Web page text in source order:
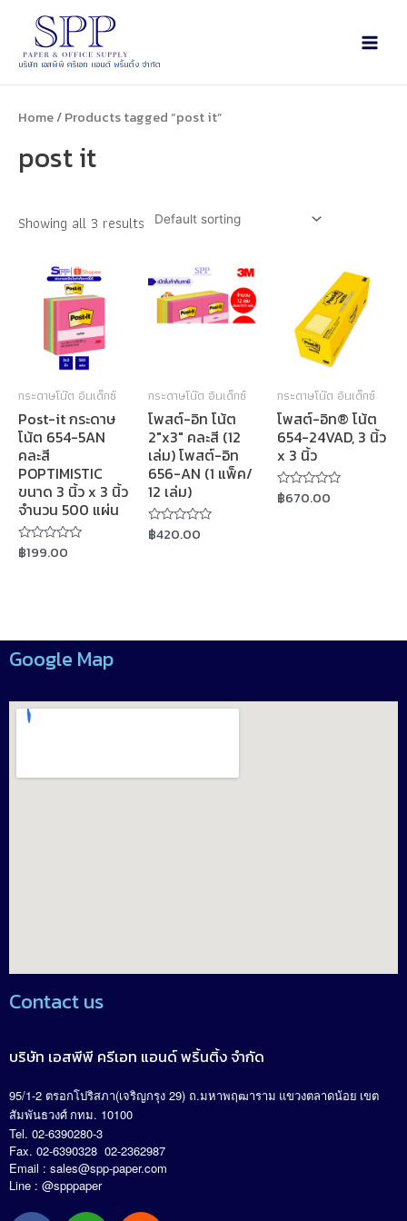
บริษัท เอสพีพี ครีเอท แอนด์ พริ้นติ้ง จำกัด
Home/ Products tagged “post it”
post it
Showing all 3 results
กระดาษโน๊ต อินเด็กซ์
Post-it กระดาษ
โน้ต 654-5AN
คละสี
POPTIMISTIC
ขนาด 3 นิ้ว x 3 นิ้ว
จำนวน 500 แผ่น
Rated
0
฿199.00
กระดาษโน๊ต อินเด็กซ์
โพสต์-อิท โน้ต
2″x3″ คละสี (12
เล่ม) โพสต์-อิท
656-AN (1 แพ็ค/
12 เล่ม)
Rated
0
฿420.00
กระดาษโน๊ต อินเด็กซ์
โพสต์-อิท® โน้ต
654-24VAD, 3 นิ้ว
x 3 นิ้ว
Rated
0
฿670.00
Google Map
Contact us
บริษัท เอสพีพี ครีเอท แอนด์ พริ้นติ้ง จำกัด
95/1-2 ตรอกโปริสภา(เจริญกรุง 29) ถ.มหาพฤฒาราม แขวงตลาดน้อย เขต
สัมพันธวงศ์ กทม. 10100
Tel. 02-6390280-3
Fax. 02-6390328 02-2362987
Email : sales@spp-paper.com
Line : @spppaper